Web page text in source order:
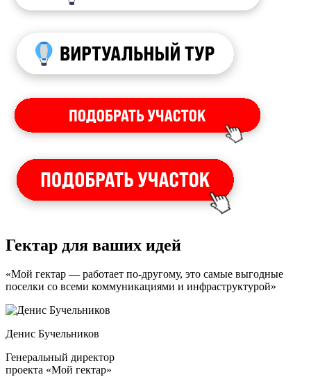
Гектар для ваших идей
«Мой гектар — работает по-другому, это самые выгодные
поселки со всеми коммуникациями и инфраструктурой»
Денис Бучельников
Генеральный директор
проекта «Мой гектар»